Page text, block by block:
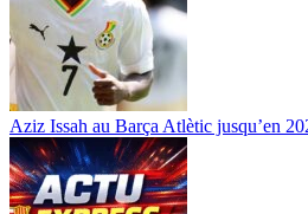
Aziz Issah au Barça Atlètic jusqu’en